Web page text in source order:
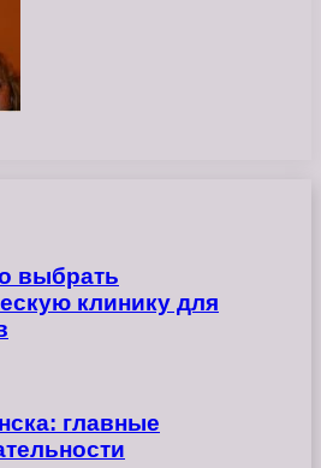
выбрать
клинику для
главные